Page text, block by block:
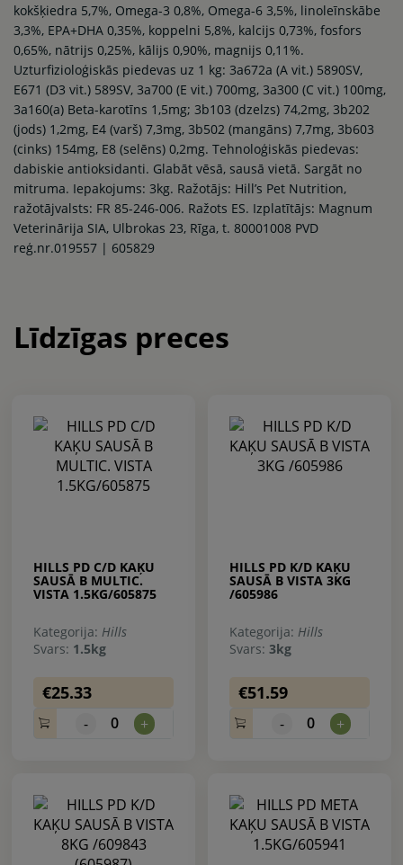
kokšķiedra 5,7%, Omega-3 0,8%, Omega-6 3,5%, linoleīnskābe
3,3%, EPA+DHA 0,35%, koppelni 5,8%, kalcijs 0,73%, fosfors
0,65%, nātrijs 0,25%, kālijs 0,90%, magnijs 0,11%.
Uzturfizioloģiskās piedevas uz 1 kg: 3a672a (A vit.) 5890SV,
E671 (D3 vit.) 589SV, 3a700 (E vit.) 700mg, 3a300 (C vit.) 100mg,
3a160(a) Beta-karotīns 1,5mg; 3b103 (dzelzs) 74,2mg, 3b202
(jods) 1,2mg, E4 (varš) 7,3mg, 3b502 (mangāns) 7,7mg, 3b603
(cinks) 154mg, E8 (selēns) 0,2mg. Tehnoloģiskās piedevas:
dabiskie antioksidanti. Glabāt vēsā, sausā vietā. Sargāt no
mitruma. Iepakojums: 3kg. Ražotājs: Hill’s Pet Nutrition,
ražotājvalsts: FR 85-246-006. Ražots ES. Izplatītājs: Magnum
Veterinārija SIA, Ulbrokas 23, Rīga, t. 80001008 PVD
reģ.nr.019557 | 605829
Līdzīgas preces
HILLS PD C/D KAĶU
SAUSĀ B MULTIC.
VISTA 1.5KG/605875
Kategorija: Hills
Svars: 1.5kg
€25.33
- 0 +
HILLS PD K/D KAĶU
SAUSĀ B VISTA 3KG
/605986
Kategorija: Hills
Svars: 3kg
€51.59
- 0 +